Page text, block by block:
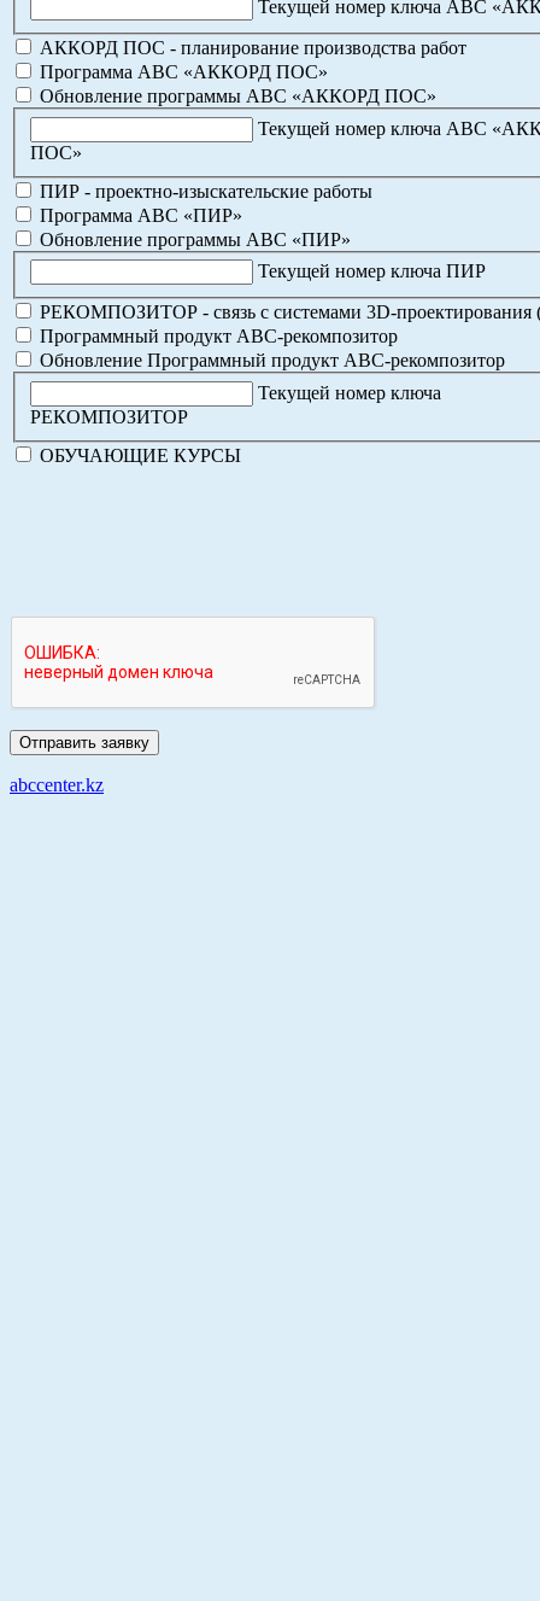
Текущей номер ключа АВС
АККОРД ПОС - планирование производства работ
Программа АВС «АККОРД ПОС»
Обновление программы АВС «АККОРД ПОС»
Текущей номер ключа АВС
ПОС»
ПИР - проектно-изыскательские работы
Программа АВС «ПИР»
Обновление программы АВС «ПИР»
Текущей номер ключа ПИР
РЕКОМПОЗИТОР - связь с системами 3D-проектирования
Программный продукт АВС-рекомпозитор
Обновление Программный продукт АВС-рекомпозитор
Текущей номер ключа
РЕКОМПОЗИТОР
ОБУЧАЮЩИЕ КУРСЫ
abccenter.kz